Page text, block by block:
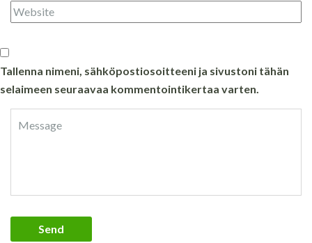
Tallenna nimeni, sähköpostiosoitteeni ja sivustoni tähän
selaimeen seuraavaa kommentointikertaa varten.